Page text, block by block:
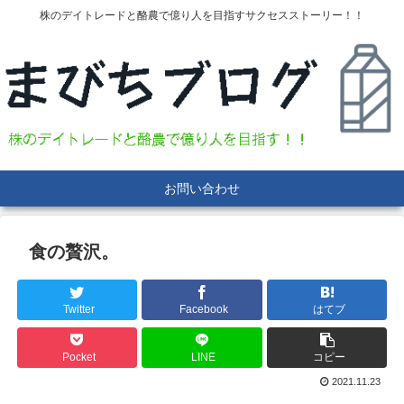
株のデイトレードと酪農で億り人を目指すサクセスストーリー！！
お問い合わせ
食の贅沢。
Twitter Facebook はてブ
Pocket LINE コピー
2021.11.23